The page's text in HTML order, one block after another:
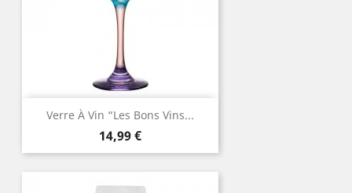
Verre À Vin “Les Bons Vins...
Prix
14,99 €